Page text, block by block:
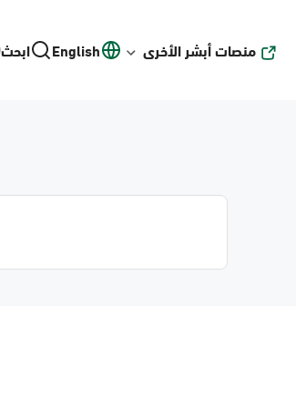
منصات أبشر الأخرى English ابحث